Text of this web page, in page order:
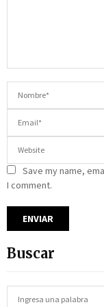
Save my name,
I comment.
Buscar